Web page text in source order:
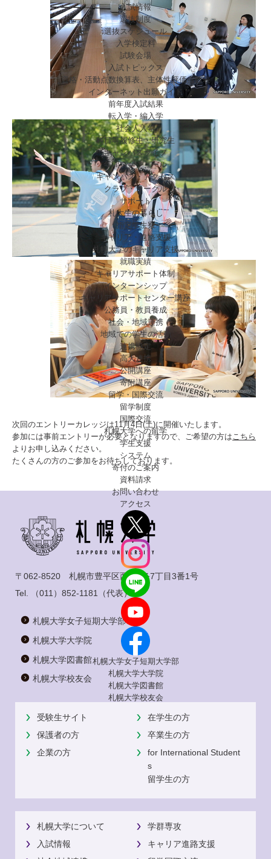
入試情報
選抜制度
選抜スケジュール
入学検定料
試験会場
入試トピックス
資格・活動点数換算表、主体性評価点数表
インターネット出願ガイド
前年度入試結果
転入学・編入学
社会人入学
科目等履修生・研究生
キャンパスライフ
年間スケジュール
キャンパス・アクセス
クラブ・サークル
サポート
札大生の暮らし
指定学生寮
キャリア・進路支援
札幌大学のキャリア支援
就職実績
キャリアサポート体制
インターンシップ
キャリアサポートセンター講座
公務員・教員養成
社会・地域連携
地域での学生の活動
連携協定
高大連携
公開講座
寄附講座
留学・国際交流
留学制度
国際交流
札幌大学への留学
学生支援
システム
寄付のご案内
資料請求
お問い合わせ
アクセス
札幌大学女子短期大学部
札幌大学大学院
札幌大学図書館
札幌大学校友会
次回のエントリーカレッジは11月4日(土)に開催いたします。
参加には事前エントリーが必要となりますので、ご希望の方は こちら
よりお申し込みください。
たくさんの方のご参加をお待ちしております。
〒062-8520 札幌市豊平区西岡3条7丁目3番1号
Tel.
（011）852-1181 （代表）
札幌大学女子短期大学部
札幌大学大学院
札幌大学図書館
札幌大学校友会
受験生サイト
在学生の方
保護者の方
卒業生の方
企業の方
for International Student
s
留学生の方
札幌大学について
学群専攻
入試情報
キャリア進路支援